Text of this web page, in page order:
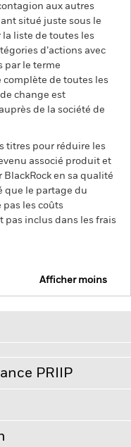
aux autres
situé juste sous le
la liste de toutes les
d’actions avec
par le terme
de toutes les
change est
de la société de
titres pour réduire les
associé produit et
en sa qualité
que le partage du
les coûts
pas inclus dans les frais
Afficher moins
laissé vide faute
une année
actions peut être
des marchés
influence sont
résultats des
relatifs aux
capital : le Fonds peut
à l'aide de dérivés
PRIIP
d’investissement
(PRIIP) prescrit la